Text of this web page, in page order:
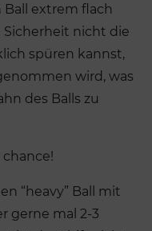
extrem flach
Sicherheit nicht die
spüren kannst,
wird, was
des Balls zu
chance!
“heavy” Ball mit
gerne mal 2-3